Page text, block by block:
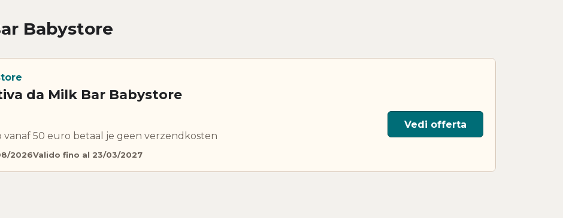
Babystore
da Milk Bar Babystore
vanaf 50 euro betaal je geen verzendkosten
2026Valido fino al 23/03/2027
Vedi offerta